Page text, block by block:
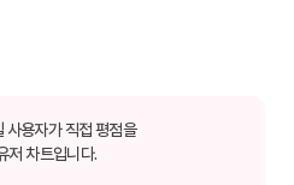
사용자가 직접 평점을
저 차트입니다.